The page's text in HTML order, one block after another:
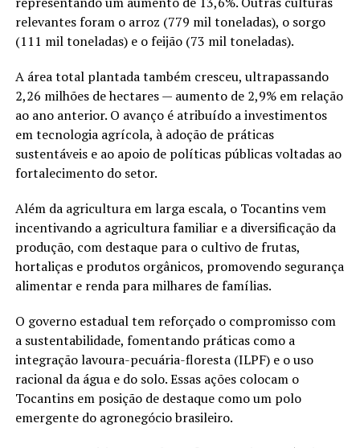
relevantes foram o arroz (779 mil toneladas), o sorgo
(111 mil toneladas) e o feijão (73 mil toneladas).
A área total plantada também cresceu, ultrapassando
2,26 milhões de hectares — aumento de 2,9% em relação
ao ano anterior. O avanço é atribuído a investimentos
em tecnologia agrícola, à adoção de práticas
sustentáveis e ao apoio de políticas públicas voltadas ao
fortalecimento do setor.
Além da agricultura em larga escala, o Tocantins vem
incentivando a agricultura familiar e a diversificação da
produção, com destaque para o cultivo de frutas,
hortaliças e produtos orgânicos, promovendo segurança
alimentar e renda para milhares de famílias.
O governo estadual tem reforçado o compromisso com
a sustentabilidade, fomentando práticas como a
integração lavoura-pecuária-floresta (ILPF) e o uso
racional da água e do solo. Essas ações colocam o
Tocantins em posição de destaque como um polo
emergente do agronegócio brasileiro.